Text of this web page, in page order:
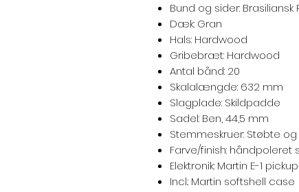
Bund og sider: Brasiliansk
Dæk: Gran
Hals: Hardwood
Gribebræt: Hardwood
Antal bånd: 20
Skalalængde: 632 mm
Slagplade: Skildpadde
Sadel: Ben, 44,5 mm
Stemmeskruer: Støbte og
Farve/finish: håndpoleret
Elektronik: Martin E-1
Incl.: Martin softshell case